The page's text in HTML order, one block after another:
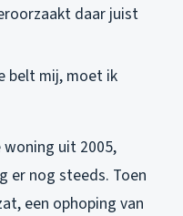
daar juist
belt mij, moet ik
uit 2005,
er nog steeds. Toen
een ophoping van